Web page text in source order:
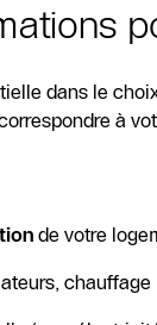
dans le
à
de votre
chauffage